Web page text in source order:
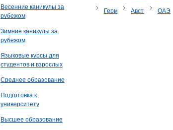
Весенние каникулы за
рубежом
Зимние каникулы за
рубежом
Языковые курсы для
студентов и взрослых
Среднее образование
Подготовка к
университету
Высшее образование
ГерманияАвстрия ОАЭ